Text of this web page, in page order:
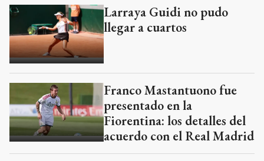
Larraya Guidi no pudo
llegar a cuartos
Franco Mastantuono fue
presentado en la
Fiorentina: los detalles del
acuerdo con el Real Madrid